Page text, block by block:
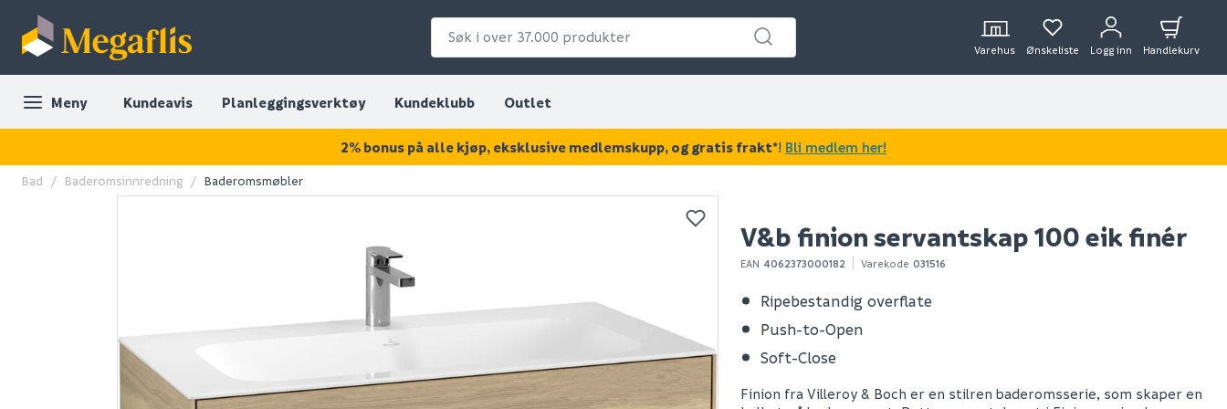
Varehus Ønskeliste Logg inn Handlekurv
Meny Kundeavis Planleggingsverktøy Kundeklubb Outlet
KAN DISSE VÆRE AV INTERESSE?
Bad Baderomsinnredning Baderomsmøbler
V&b finion servantskap 100 eik finér
EAN 4062373000182 Varekode 031516
Ripebestandig overflate
Push-to-Open
Soft-Close
Finion fra Villeroy & Boch er en stilren baderomsserie, som skaper en
2% bonus på alle kjøp, eksklusive medlemskupp, og gratis frakt*! Bli medlem her!